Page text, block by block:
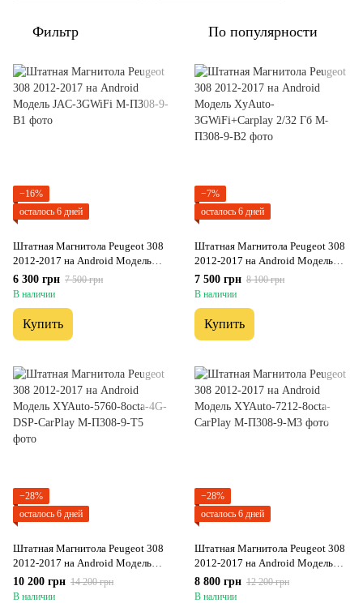
Фильтр По популярности
−16%
осталось 6 дней
Штатная Магнитола Peugeot 308
2012-2017 на Android Модель
JAC-3GWiFi
6 300 грн 7 500 грн
В наличии
Купить
−7%
осталось 6 дней
Штатная Магнитола Peugeot 308
2012-2017 на Android Модель
XyAuto-3GWiFi+Carplay 2/32 Гб
7 500 грн 8 100 грн
В наличии
Купить
−28%
осталось 6 дней
Штатная Магнитола Peugeot 308
2012-2017 на Android Модель
XYAuto-5760-8octa-4G-DSP-
CarPlay
10 200 грн 14 200 грн
В наличии
−28%
осталось 6 дней
Штатная Магнитола Peugeot 308
2012-2017 на Android Модель
XYAuto-7212-8octa-CarPlay
8 800 грн 12 200 грн
В наличии